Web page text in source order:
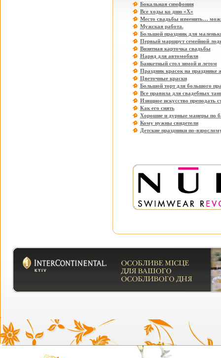
Бокальная симфония
Все ходы ко дню «Х»
Место свадьбы изменить…
Мужская работа.
Большой праздник для
Первый маршрут семейной
Визитная карточка свадьбы
Наряд для автомобиля
Банкетный стол зимой и летом
Праздник красок на празднике
Цветочные краски
Большой торт для большого
Все правила для свадебных
Изящное искусство преподать
Как его снять
Хорошие и дурные манеры по
Кому нужны свидетели
Детские праздники по-